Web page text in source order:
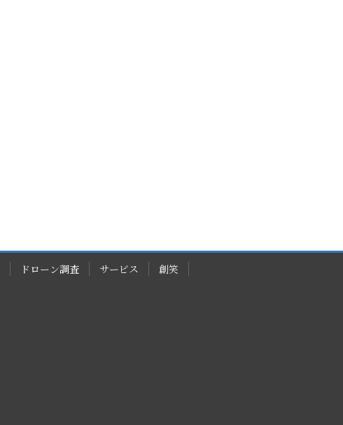
ドローン調査 サービス 創笑